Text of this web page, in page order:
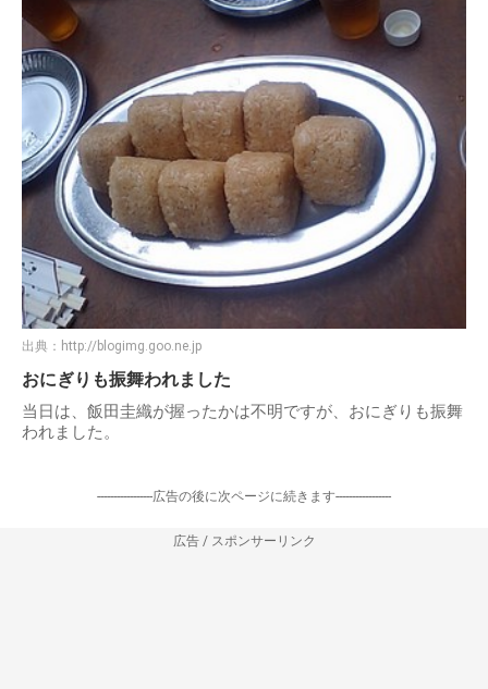
出典： http://blogimg.goo.ne.jp
おにぎりも振舞われました
当日は、飯田圭織が握ったかは不明ですが、おにぎりも振舞
われました。
-----------------広告の後に次ページに続きます-----------------
広告 / スポンサーリンク